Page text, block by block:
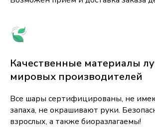
Качественные материалы
мировых производителей
Все шары сертифицированы, не
запаха, не окрашивают руки.
взрослых, а также биоразлагаемы!